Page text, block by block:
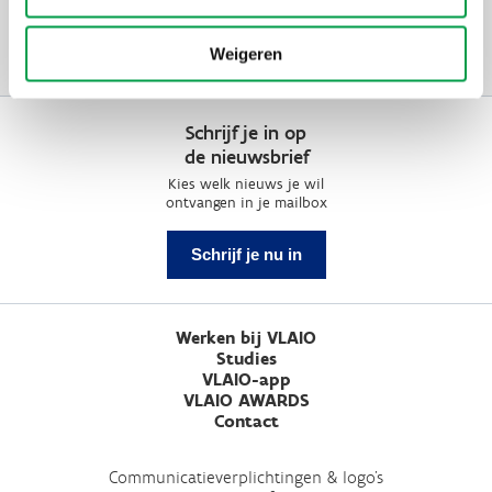
Weigeren
ondernemen
Schrijf je in op
de nieuwsbrief
Kies welk nieuws je wil
ontvangen in je mailbox
Schrijf je nu in
Werken bij VLAIO
Studies
VLAIO-app
VLAIO AWARDS
Contact
Communicatieverplichtingen & logo's